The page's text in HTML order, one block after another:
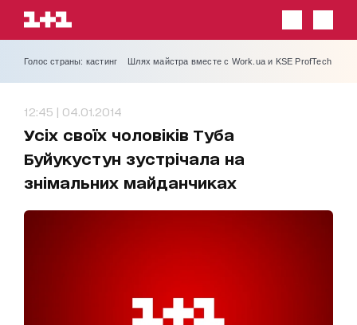
Голос страны: кастинг Шлях майстра вместе с Work.ua и KSE ProfTech
12:45 | 04.01.2014
Усіх своїх чоловіків Туба
Буйукустун зустрічала на
знімальних майданчиках